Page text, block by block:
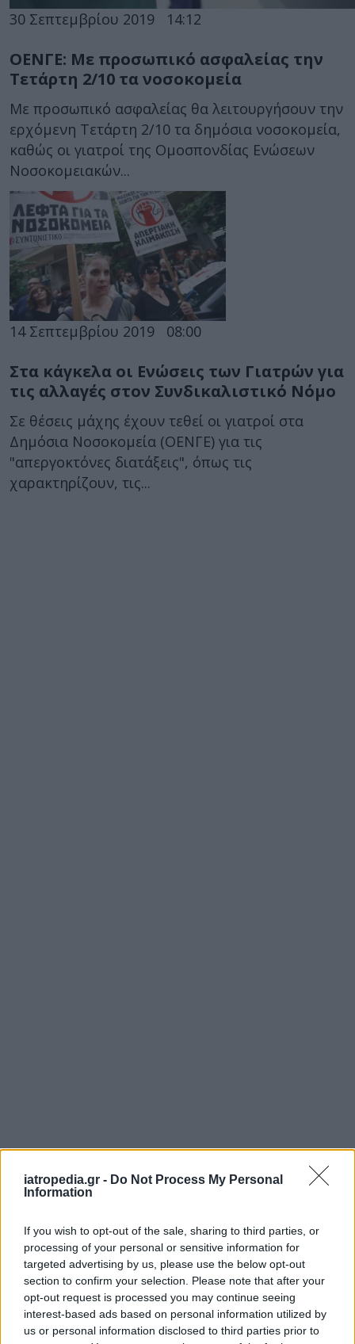
iatropedia.gr - Do Not Process My Personal
Information
If you wish to opt-out of the sale, sharing to third parties, or
processing of your personal or sensitive information for
targeted advertising by us, please use the below opt-out
section to confirm your selection. Please note that after your
opt-out request is processed you may continue seeing
interest-based ads based on personal information utilized by
us or personal information disclosed to third parties prior to
30 Σεπτεμβρίου 2019 14:12
ΟΕΝΓΕ: Με προσωπικό ασφαλείας την
Τετάρτη 2/10 τα νοσοκομεία
Με προσωπικό ασφαλείας θα λειτουργήσουν την
ερχόμενη Τετάρτη 2/10 τα δημόσια νοσοκομεία,
καθώς οι γιατροί της Ομοσπονδίας Ενώσεων
Νοσοκομειακών...
14 Σεπτεμβρίου 2019 08:00
Στα κάγκελα οι Ενώσεις των Γιατρών για
τις αλλαγές στον Συνδικαλιστικό Νόμο
Σε θέσεις μάχης έχουν τεθεί οι γιατροί στα
Δημόσια Νοσοκομεία (ΟΕΝΓΕ) για τις
"απεργοκτόνες διατάξεις", όπως τις
χαρακτηρίζουν, τις...
ΥΓΕΙΑ 07 Αυγούστου 2026 10:10
Καρδιοπαθείς και καύσωνας: Προσοχή στα φάρμακα –
Ακόμη 8 μέτρα για μεγαλύτερη προστασία